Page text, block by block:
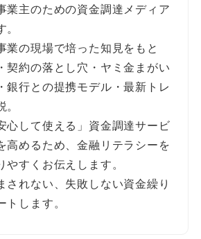
業主のための資金調達メディア
。
業の現場で培った知見をもと
契約の落とし穴・ヤミ金まがい
銀行との提携モデル・最新トレ
。
心して使える」資金調達サービ
高めるため、金融リテラシーを
やすくお伝えします。
されない、失敗しない資金繰り
トします。